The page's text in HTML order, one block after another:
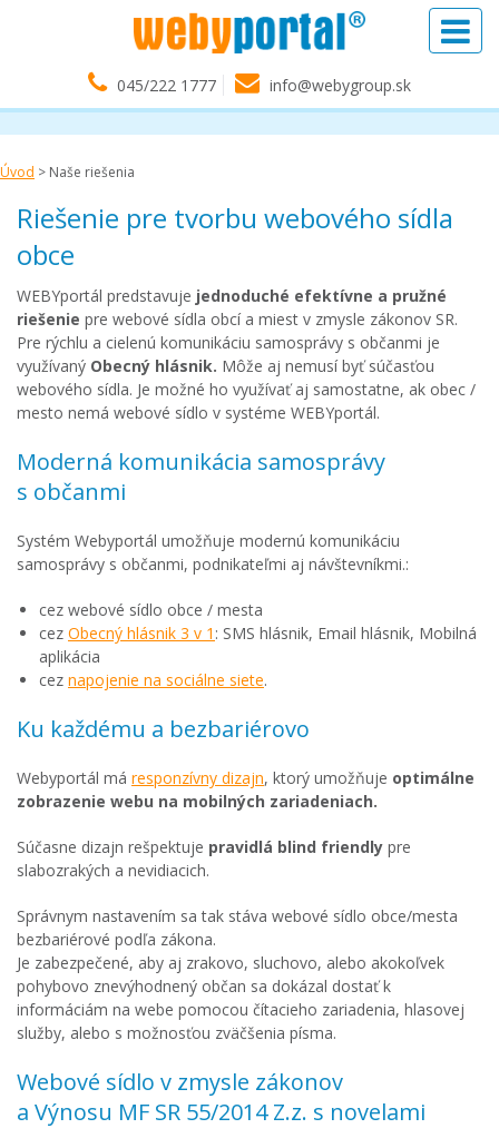
045/222 1777 info@webygroup.sk
Úvod > Naše riešenia
Riešenie pre tvorbu webového sídla
obce
WEBYportál predstavuje jednoduché efektívne a pružné
riešenie pre webové sídla obcí a miest v zmysle zákonov SR.
Pre rýchlu a cielenú komunikáciu samosprávy s občanmi je
využívaný Obecný hlásnik. Môže aj nemusí byť súčasťou
webového sídla. Je možné ho využívať aj samostatne, ak obec /
mesto nemá webové sídlo v systéme WEBYportál.
Moderná komunikácia samosprávy
s občanmi
Systém Webyportál umožňuje modernú komunikáciu
samosprávy s občanmi, podnikateľmi aj návštevníkmi.:
cez webové sídlo obce / mesta
cez Obecný hlásnik 3 v 1 : SMS hlásnik, Email hlásnik, Mobilná
aplikácia
cez napojenie na sociálne siete.
Ku každému a bezbariérovo
Webyportál má responzívny dizajn, ktorý umožňuje optimálne
zobrazenie webu na mobilných zariadeniach.
Súčasne dizajn rešpektuje pravidlá blind friendly pre
slabozrakých a nevidiacich.
Správnym nastavením sa tak stáva webové sídlo obce/mesta
bezbariérové podľa zákona.
Je zabezpečené, aby aj zrakovo, sluchovo, alebo akokoľvek
pohybovo znevýhodnený občan sa dokázal dostať k
informáciám na webe pomocou čítacieho zariadenia, hlasovej
služby, alebo s možnosťou zväčšenia písma.
Webové sídlo v zmysle zákonov
a Výnosu MF SR 55/2014 Z.z. s novelami